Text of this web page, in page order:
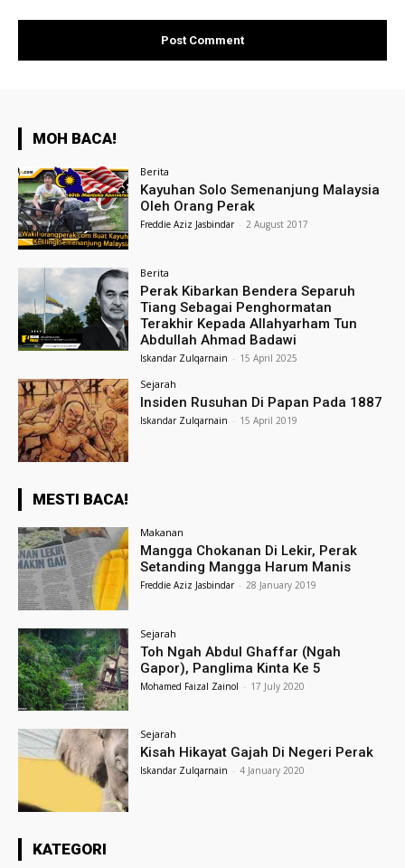
MOH BACA!
Berita
Kayuhan Solo Semenanjung Malaysia
Oleh Orang Perak
Freddie Aziz Jasbindar - 2 August 2017
Berita
Perak Kibarkan Bendera Separuh
Tiang Sebagai Penghormatan
Terakhir Kepada Allahyarham Tun
Abdullah Ahmad Badawi
Iskandar Zulqarnain - 15 April 2025
Sejarah
Insiden Rusuhan Di Papan Pada 1887
Iskandar Zulqarnain - 15 April 2019
MESTI BACA!
Makanan
Mangga Chokanan Di Lekir, Perak
Setanding Mangga Harum Manis
Freddie Aziz Jasbindar - 28 January 2019
Sejarah
Toh Ngah Abdul Ghaffar (Ngah
Gapor), Panglima Kinta Ke 5
Mohamed Faizal Zainol - 17 July 2020
Sejarah
Kisah Hikayat Gajah Di Negeri Perak
Iskandar Zulqarnain - 4 January 2020
KATEGORI